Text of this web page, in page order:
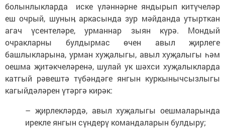
болынлыкларда иске үләннәрне яндырып китүчеләр
еш очрый, шуныӊ аркасында зур мәйданда утырткан
агач үсентеләре, урманнар зыян күрә. Мондый
очракларны булдырмас өчен авыл җирлеге
башлыкларына, урман хуҗалыгы, авыл хуҗалыгы һәм
оешма җитәкчеләренә, шулай ук шәхси хуҗалыкларда
катгый рәвештә түбәндәге янгын куркынычсызлыгы
кагыйдәләрен үтәргә кирәк:
– җирлекләрдә, авыл хуҗалыгы оешмаларында
ирекле янгын сүндерү командаларын булдыру;